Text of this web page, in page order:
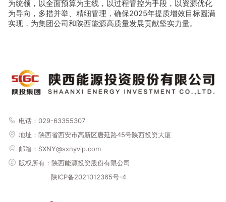
为统领，以全面预算为主线，以过程管控为手段，以资源优化
为导向，多措并举、精细管理，确保2025年提质增效目标圆满
实现，为集团公司和陕西能源高质量发展贡献坚实力量。
电话：029-63355307
地址： 陕西省西安市高新区唐延路45号陕西投资大厦
邮箱：SXNY@sxnyvip.com
版权所有：陕西能源投资股份有限公司
陕ICP备2021012365号-4